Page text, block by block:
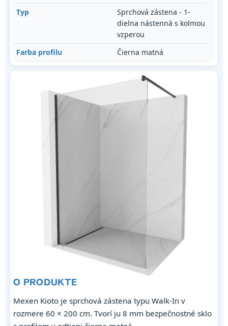
Typ
Sprchová zástena - 1-
dielna nástenná s kolmou
vzperou
Farba profilu
Čierna matná
O PRODUKTE
Mexen Kioto je sprchová zástena typu Walk-In v
rozmere 60 × 200 cm. Tvorí ju 8 mm bezpečnostné sklo